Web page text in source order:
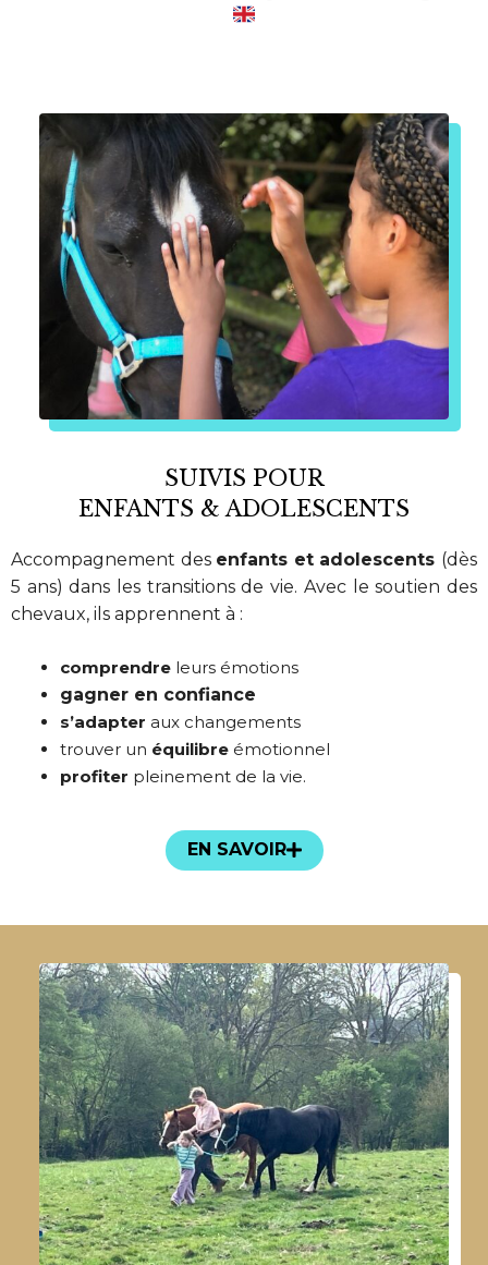
SUIVIS POUR
ENFANTS & ADOLESCENTS
Accompagnement des enfants et adolescents (dès
5 ans) dans les transitions de vie. Avec le soutien des
chevaux, ils apprennent à :
comprendre leurs émotions
gagner en confiance
s’adapter aux changements
trouver un équilibre émotionnel
profiter pleinement de la vie.
EN SAVOIR